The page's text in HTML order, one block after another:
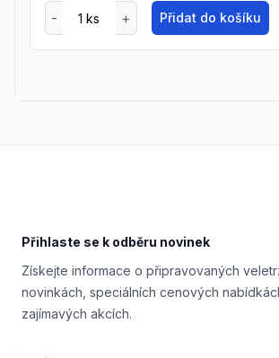
Přidat do košíku
Přihlaste se k odběru novinek
Získejte informace o připravovaných
novinkách, speciálních cenových
zajímavých akcích.